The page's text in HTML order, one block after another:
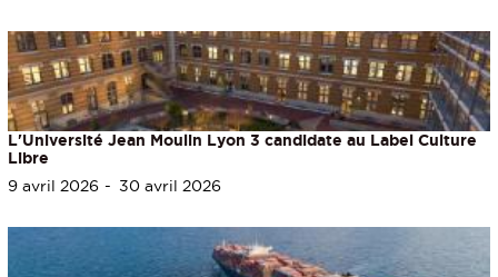
L'Université Jean Moulin Lyon 3 candidate au Label Culture
Libre
9 avril 2026
30 avril 2026